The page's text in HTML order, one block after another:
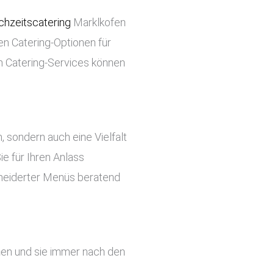
Marklkofen
Catering-Optionen für
Catering-Services können
sondern auch eine Vielfalt
für Ihren Anlass
Menüs beratend
und sie immer nach den